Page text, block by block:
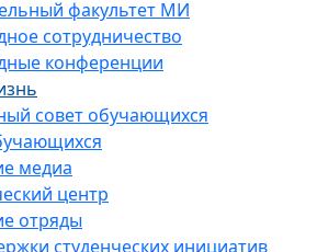
факультет МИ
сотрудничество
конференции
совет обучающихся
медиа
центр
отряды
студенческих инициатив